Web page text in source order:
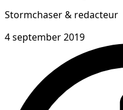
Stormchaser & redacteur
4 september 2019